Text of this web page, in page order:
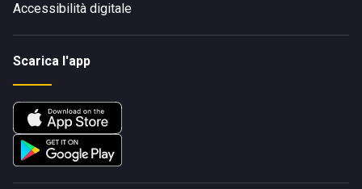
Accessibilità digitale
Scarica l'app